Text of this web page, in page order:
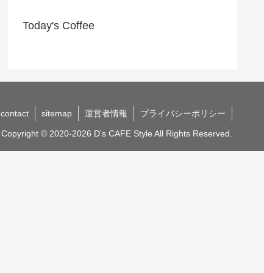
Today's Coffee
contact sitemap 運営者情報 プライバシーポリシー
Copyright © 2020-2026 D's CAFE Style All Rights Reserved.